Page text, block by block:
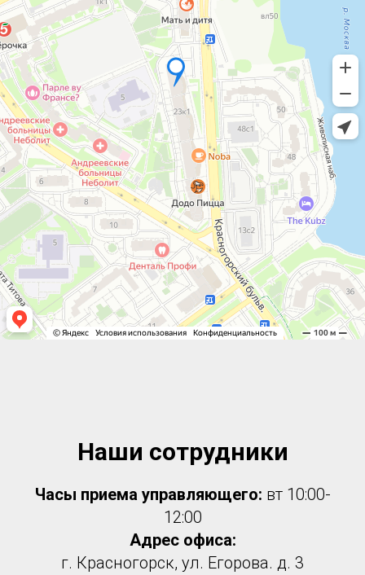
Наши сотрудники
Часы приема управляющего: вт 10:00-
12:00
Адрес офиса:
г. Красногорск, ул. Егорова. д. 3